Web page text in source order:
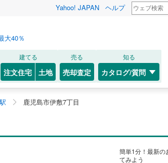
Yahoo! JAPAN ヘルプ
大40％
建てる
注文住宅 土地
売る
売却査定
知る
カタログ/質問
鹿児島市伊敷7丁目
簡単1分！最新の
てみよう